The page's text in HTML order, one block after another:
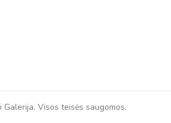
Visos teisės saugomos.